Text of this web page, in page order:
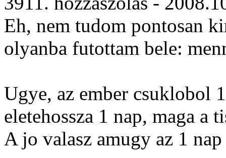
Eh, nem tudom pontosan
olyanba futottam bele:
Ugye, az ember csuklobol
eletehossza 1 nap, maga a
A jo valasz amugy az 1